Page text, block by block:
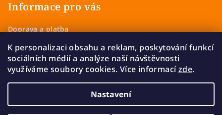
K personalizaci obsahu a reklam, poskytování funkcí
sociálních médií a analýze naší návštěvnosti
využíváme soubory cookies. Více informacízde.
Nastavení
Informace pro vás
Doprava a platba
Zásady ochrany osobních údajů
Vrácení a výměna zboží
Copyright 2026Cavalletto. Všechna práva vyhrazena.